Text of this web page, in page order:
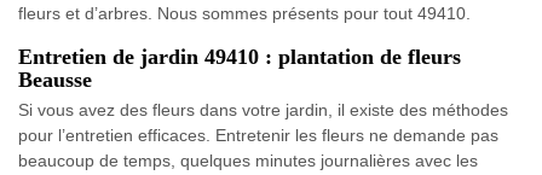
fleurs et d’arbres. Nous sommes présents pour tout 49410.
Entretien de jardin 49410 : plantation de fleurs
Beausse
Si vous avez des fleurs dans votre jardin, il existe des méthodes
pour l’entretien efficaces. Entretenir les fleurs ne demande pas
beaucoup de temps, quelques minutes journalières avec les